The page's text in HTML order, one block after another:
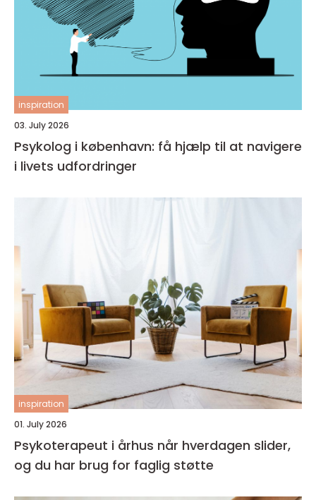
inspiration
03. July 2026
Psykolog i københavn: få hjælp til at navigere
i livets udfordringer
inspiration
01. July 2026
Psykoterapeut i århus når hverdagen slider,
og du har brug for faglig støtte